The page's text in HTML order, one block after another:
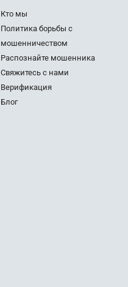
Кто мы
Политика борьбы с
мошенничеством
Распознайте мошенника
Свяжитесь с нами
Верификация
Блог